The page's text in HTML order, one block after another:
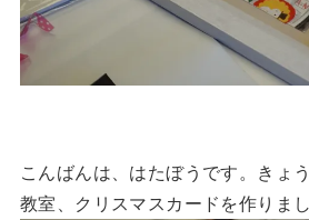
こんばんは、はたぼうです。きょ
教室、クリスマスカードを作りま